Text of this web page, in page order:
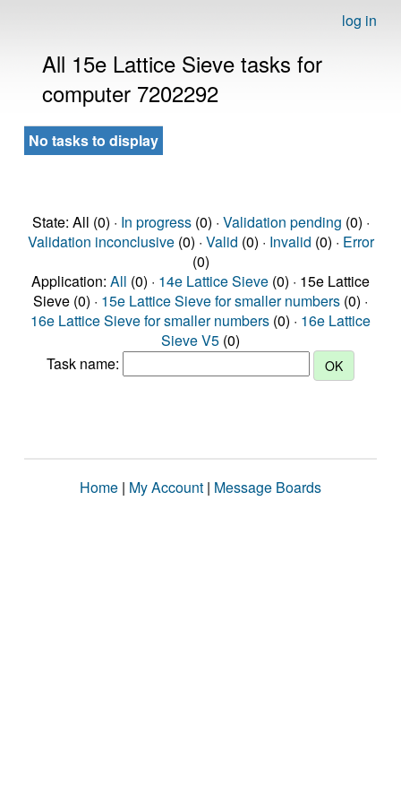
log in
All 15e Lattice Sieve tasks for
computer 7202292
No tasks to display
State: All (0) · In progress(0) · Validation pending (0) ·
Validation inconclusive(0) · Valid (0) · Invalid (0) · Error
(0)
Application: All (0) · 14e Lattice Sieve (0) · 15e Lattice
Sieve (0) · 15e Lattice Sieve for smaller numbers (0) ·
16e Lattice Sieve for smaller numbers (0) · 16e Lattice
Sieve V5 (0)
Task name:
Home | My Account | Message Boards